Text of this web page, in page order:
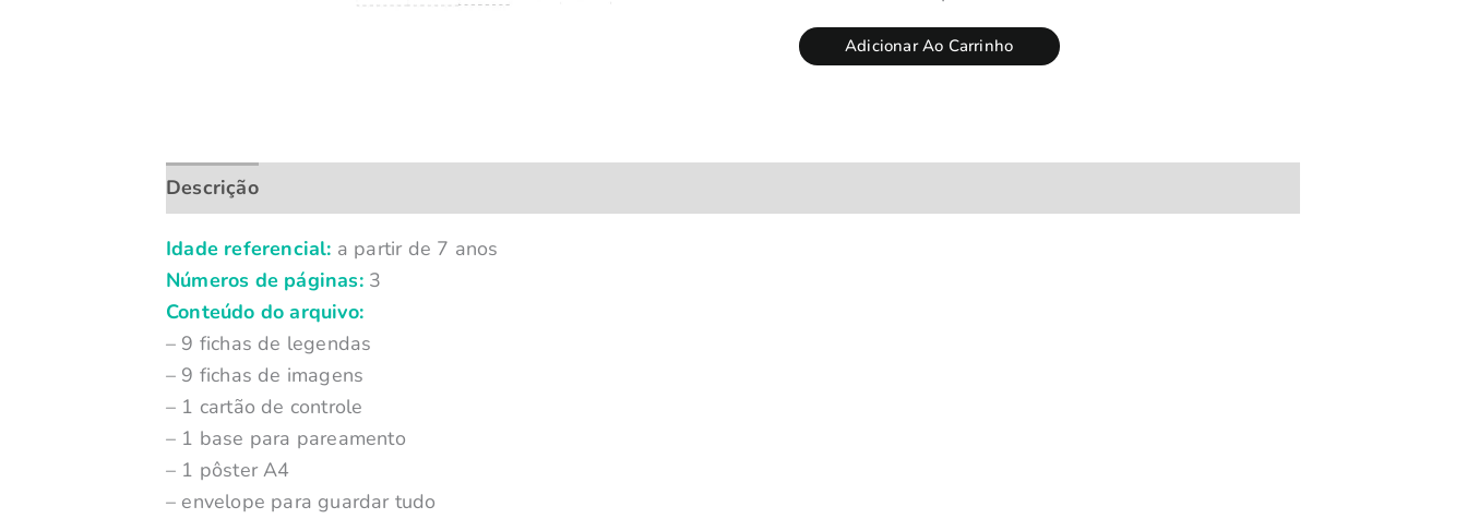
Adicionar Ao Carrinho
Descrição
Idade referencial: a partir de 7 anos
Números de páginas: 3
Conteúdo do arquivo:
– 9 fichas de legendas
– 9 fichas de imagens
– 1 cartão de controle
– 1 base para pareamento
– 1 pôster A4
– envelope para guardar tudo